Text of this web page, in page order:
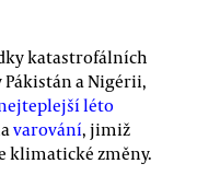
katastrofálních
Pákistán a Nigérii,
léto
varování, jimiž
klimatické změny.